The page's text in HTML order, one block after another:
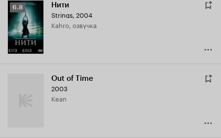
Рейтинг
Кинопоиска
6.8
6.8 Нити
Strings, 2004
Kahro, озвучка
Out of Time
2003
Kean